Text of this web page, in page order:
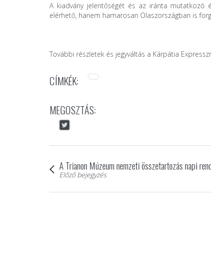
A kiadvány jelentőségét és az iránta mutatkozó
elérhető, hanem hamarosan Olaszországban is
További részletek és jegyváltás a Kárpátia
CÍMKÉK:
MEGOSZTÁS:
A Trianon Múzeum nemzeti összetartozás napi
Előző bejegyzés